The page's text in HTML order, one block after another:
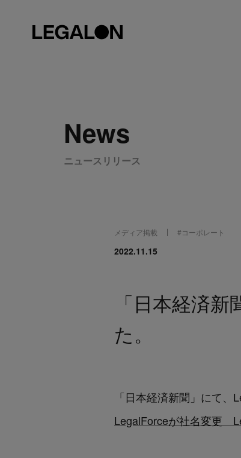
News
ニュースリリース
メディア掲載 #コーポレート
2022.11.15
「日本経済
た。
「日本経済新聞」にて、
LegalForceが社名変更